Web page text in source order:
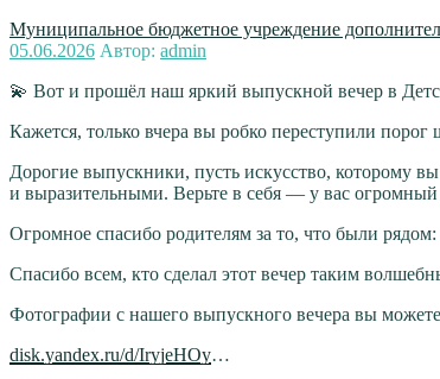
Муниципальное бюджетное учреждение
Опубликовано
05.06.2026 Автор: admin
💫 Вот и прошёл наш яркий выпускной вечер в
Кажется, только вчера вы робко переступили
Дорогие выпускники, пусть искусство, которому
и выразительными. Верьте в себя — у вас
Огромное спасибо родителям за то, что были
Спасибо всем, кто сделал этот вечер таким
Фотографии с нашего выпускного вечера вы
disk.yandex.ru/d/IryjeHOy…